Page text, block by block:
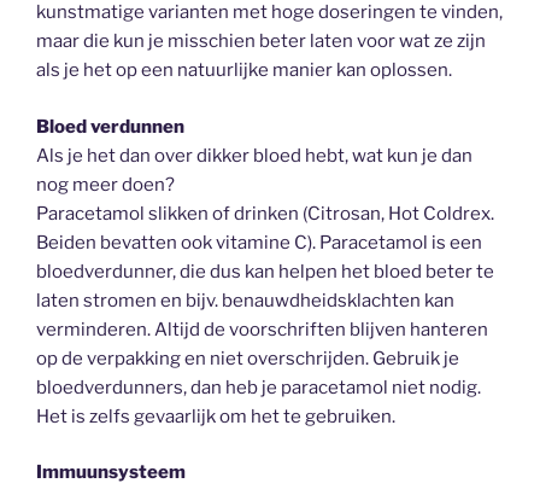
kunstmatige varianten met hoge doseringen te vinden,
maar die kun je misschien beter laten voor wat ze zijn
als je het op een natuurlijke manier kan oplossen.
Bloed verdunnen
Als je het dan over dikker bloed hebt, wat kun je dan
nog meer doen?
Paracetamol slikken of drinken (Citrosan, Hot Coldrex.
Beiden bevatten ook vitamine C). Paracetamol is een
bloedverdunner, die dus kan helpen het bloed beter te
laten stromen en bijv. benauwdheidsklachten kan
verminderen. Altijd de voorschriften blijven hanteren
op de verpakking en niet overschrijden. Gebruik je
bloedverdunners, dan heb je paracetamol niet nodig.
Het is zelfs gevaarlijk om het te gebruiken.
Immuunsysteem